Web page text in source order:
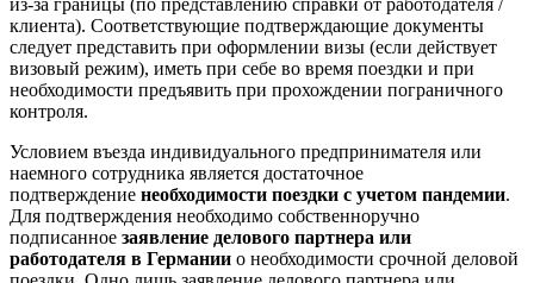
из-за границы (по представлению справки от работодателя /
клиента). Соответствующие подтверждающие документы
следует представить при оформлении визы (если действует
визовый режим), иметь при себе во время поездки и при
необходимости предъявить при прохождении пограничного
контроля.
Условием въезда индивидуального предпринимателя или
наемного сотрудника является достаточное
подтверждение необходимости поездки с учетом пандемии.
Для подтверждения необходимо собственноручно
подписанное заявление делового партнера или
работодателя в Германии о необходимости срочной деловой